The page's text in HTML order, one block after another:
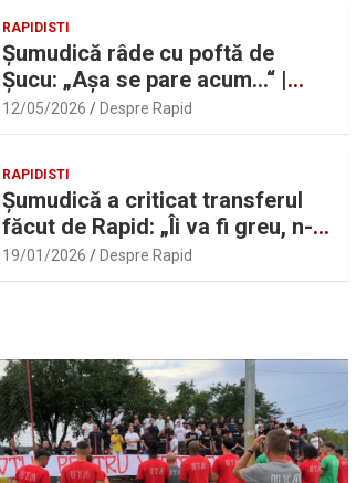
RAPIDISTI
Șumudică râde cu poftă de
Șucu: „Așa se pare acum…“ |
Sport.ro
12/05/2026 Despre Rapid
RAPIDISTI
Șumudică a criticat transferul
făcut de Rapid: „Îi va fi greu, n-
am înțeles”
19/01/2026 Despre Rapid